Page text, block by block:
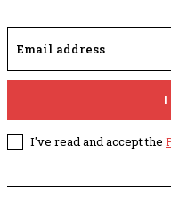
I
I've read and accept the